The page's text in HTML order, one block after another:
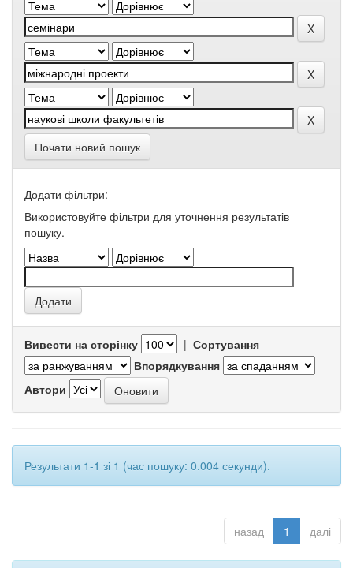
Почати новий пошук
Додати фільтри:
Використовуйте фільтри для уточнення результатів
пошуку.
Вивести на сторінку | Сортування
Впорядкування
Автори
Результати 1-1 зі 1 (час пошуку: 0.004 секунди).
назад 1 далі